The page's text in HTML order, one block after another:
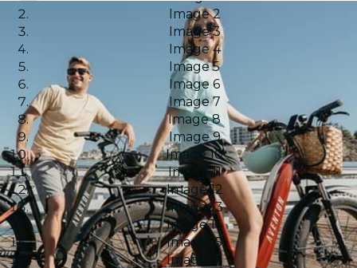
Image 2
Image 3
Image 4
Image 5
Image 6
Image 7
Image 8
Image 9
Image 10
Image 11
Image 12
Image 13
Image 14
Image 15
Image 16